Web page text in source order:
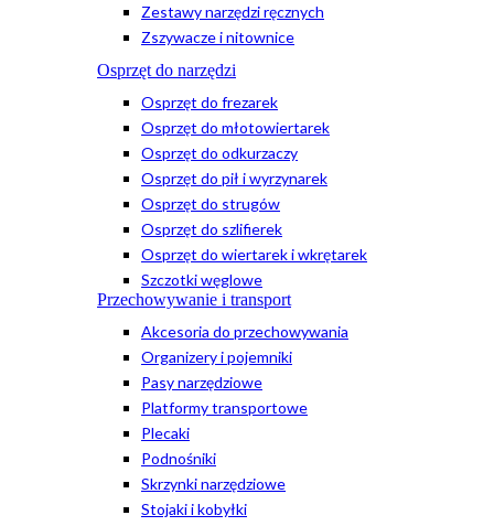
Zestawy narzędzi ręcznych
Zszywacze i nitownice
Osprzęt do narzędzi
Osprzęt do frezarek
Osprzęt do młotowiertarek
Osprzęt do odkurzaczy
Osprzęt do pił i wyrzynarek
Osprzęt do strugów
Osprzęt do szlifierek
Osprzęt do wiertarek i wkrętarek
Szczotki węglowe
Przechowywanie i transport
Akcesoria do przechowywania
Organizery i pojemniki
Pasy narzędziowe
Platformy transportowe
Plecaki
Podnośniki
Skrzynki narzędziowe
Stojaki i kobyłki